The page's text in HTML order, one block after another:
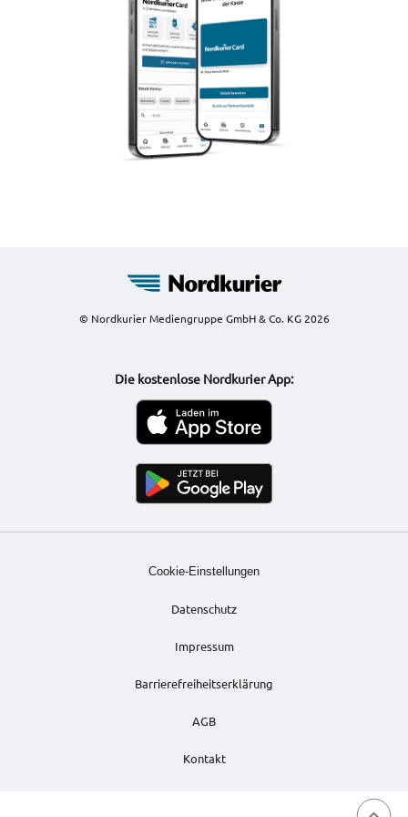
© Nordkurier Mediengruppe GmbH & Co. KG 2026
Die kostenlose Nordkurier App:
Cookie-Einstellungen
Datenschutz
Impressum
Barrierefreiheitserklärung
AGB
Kontakt